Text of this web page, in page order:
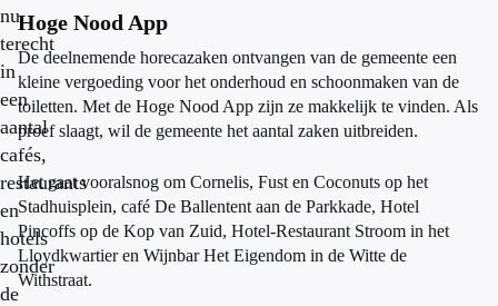
nu
terecht
in
een
aantal
cafés,
restaurants
en
hotels
zonder
de
Hoge Nood App
De deelnemende horecazaken ontvangen van de gemeente een
kleine vergoeding voor het onderhoud en schoonmaken van de
toiletten. Met de Hoge Nood App zijn ze makkelijk te vinden. Als
proef slaagt, wil de gemeente het aantal zaken uitbreiden.
Het gaat vooralsnog om Cornelis, Fust en Coconuts op het
Stadhuisplein, café De Ballentent aan de Parkkade, Hotel
Pincoffs op de Kop van Zuid, Hotel-Restaurant Stroom in het
Lloydkwartier en Wijnbar Het Eigendom in de Witte de
Withstraat.